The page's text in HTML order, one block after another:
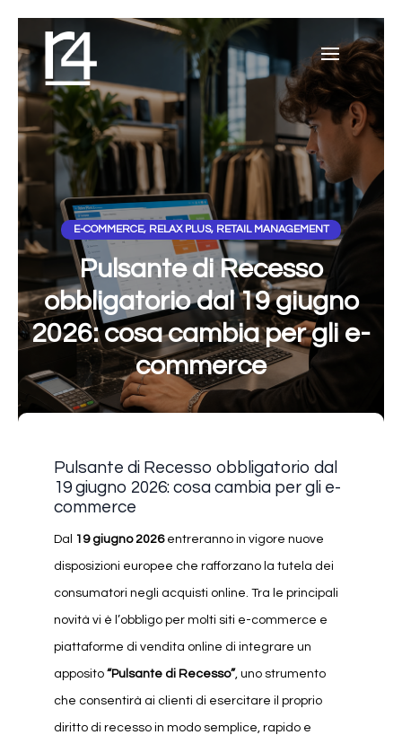
E-COMMERCE, RELAX PLUS, RETAIL MANAGEMENT
Pulsante di Recesso
obbligatorio dal 19 giugno
2026: cosa cambia per gli e-
commerce
Pulsante di Recesso obbligatorio dal
19 giugno 2026: cosa cambia per gli e-
commerce
Dal 19 giugno 2026entreranno in vigore nuove
disposizioni europee che rafforzano la tutela dei
consumatori negli acquisti online. Tra le principali
novità vi è l’obbligo per molti siti e-commerce e
piattaforme di vendita online di integrare un
apposito “Pulsante di Recesso”, uno strumento
che consentirà ai clienti di esercitare il proprio
diritto di recesso in modo semplice, rapido e